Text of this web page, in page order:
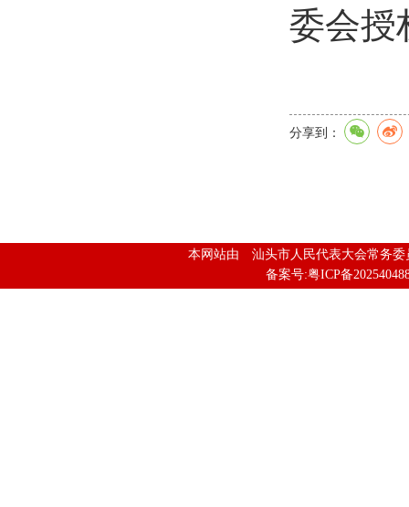
委会授
分享到：
本网站由 汕头市人民代表大会常务
备案号:粤ICP备